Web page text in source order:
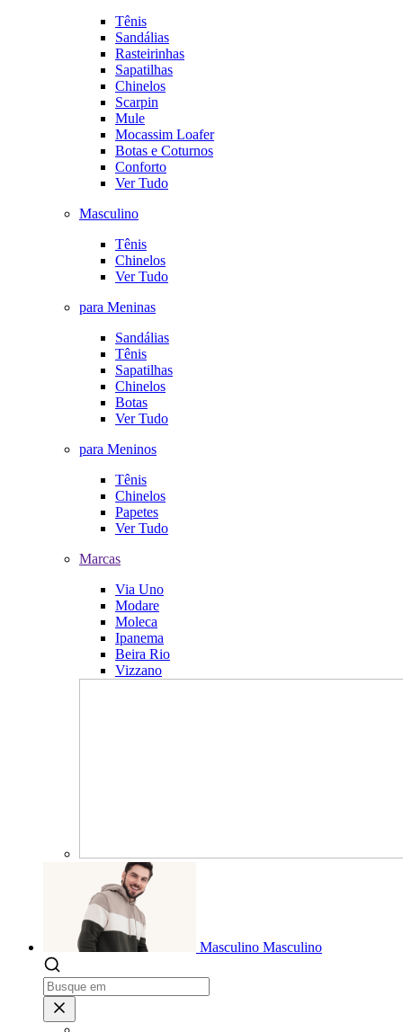
Tênis
Sandálias
Rasteirinhas
Sapatilhas
Chinelos
Scarpin
Mule
Mocassim Loafer
Botas e Coturnos
Conforto
Ver Tudo
Masculino
Tênis
Chinelos
Ver Tudo
para Meninas
Sandálias
Tênis
Sapatilhas
Chinelos
Botas
Ver Tudo
para Meninos
Tênis
Chinelos
Papetes
Ver Tudo
Marcas
Via Uno
Modare
Moleca
Ipanema
Beira Rio
Vizzano
Masculino Masculino